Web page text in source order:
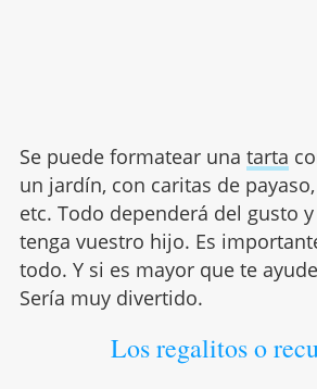
Se puede formatear una tarta
un jardín, con caritas de
etc. Todo dependerá del gusto
tenga vuestro hijo. Es
todo. Y si es mayor que te
Sería muy divertido.
Los regalitos o